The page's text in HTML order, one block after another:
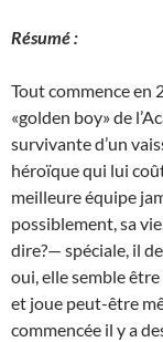
Résumé :
Tout commence en
«golden boy» de
survivante d’un
héroïque qui lui
meilleure équipe
possiblement, sa
dire?— spéciale, il
oui, elle semble
et joue peut-être
commencée il y a